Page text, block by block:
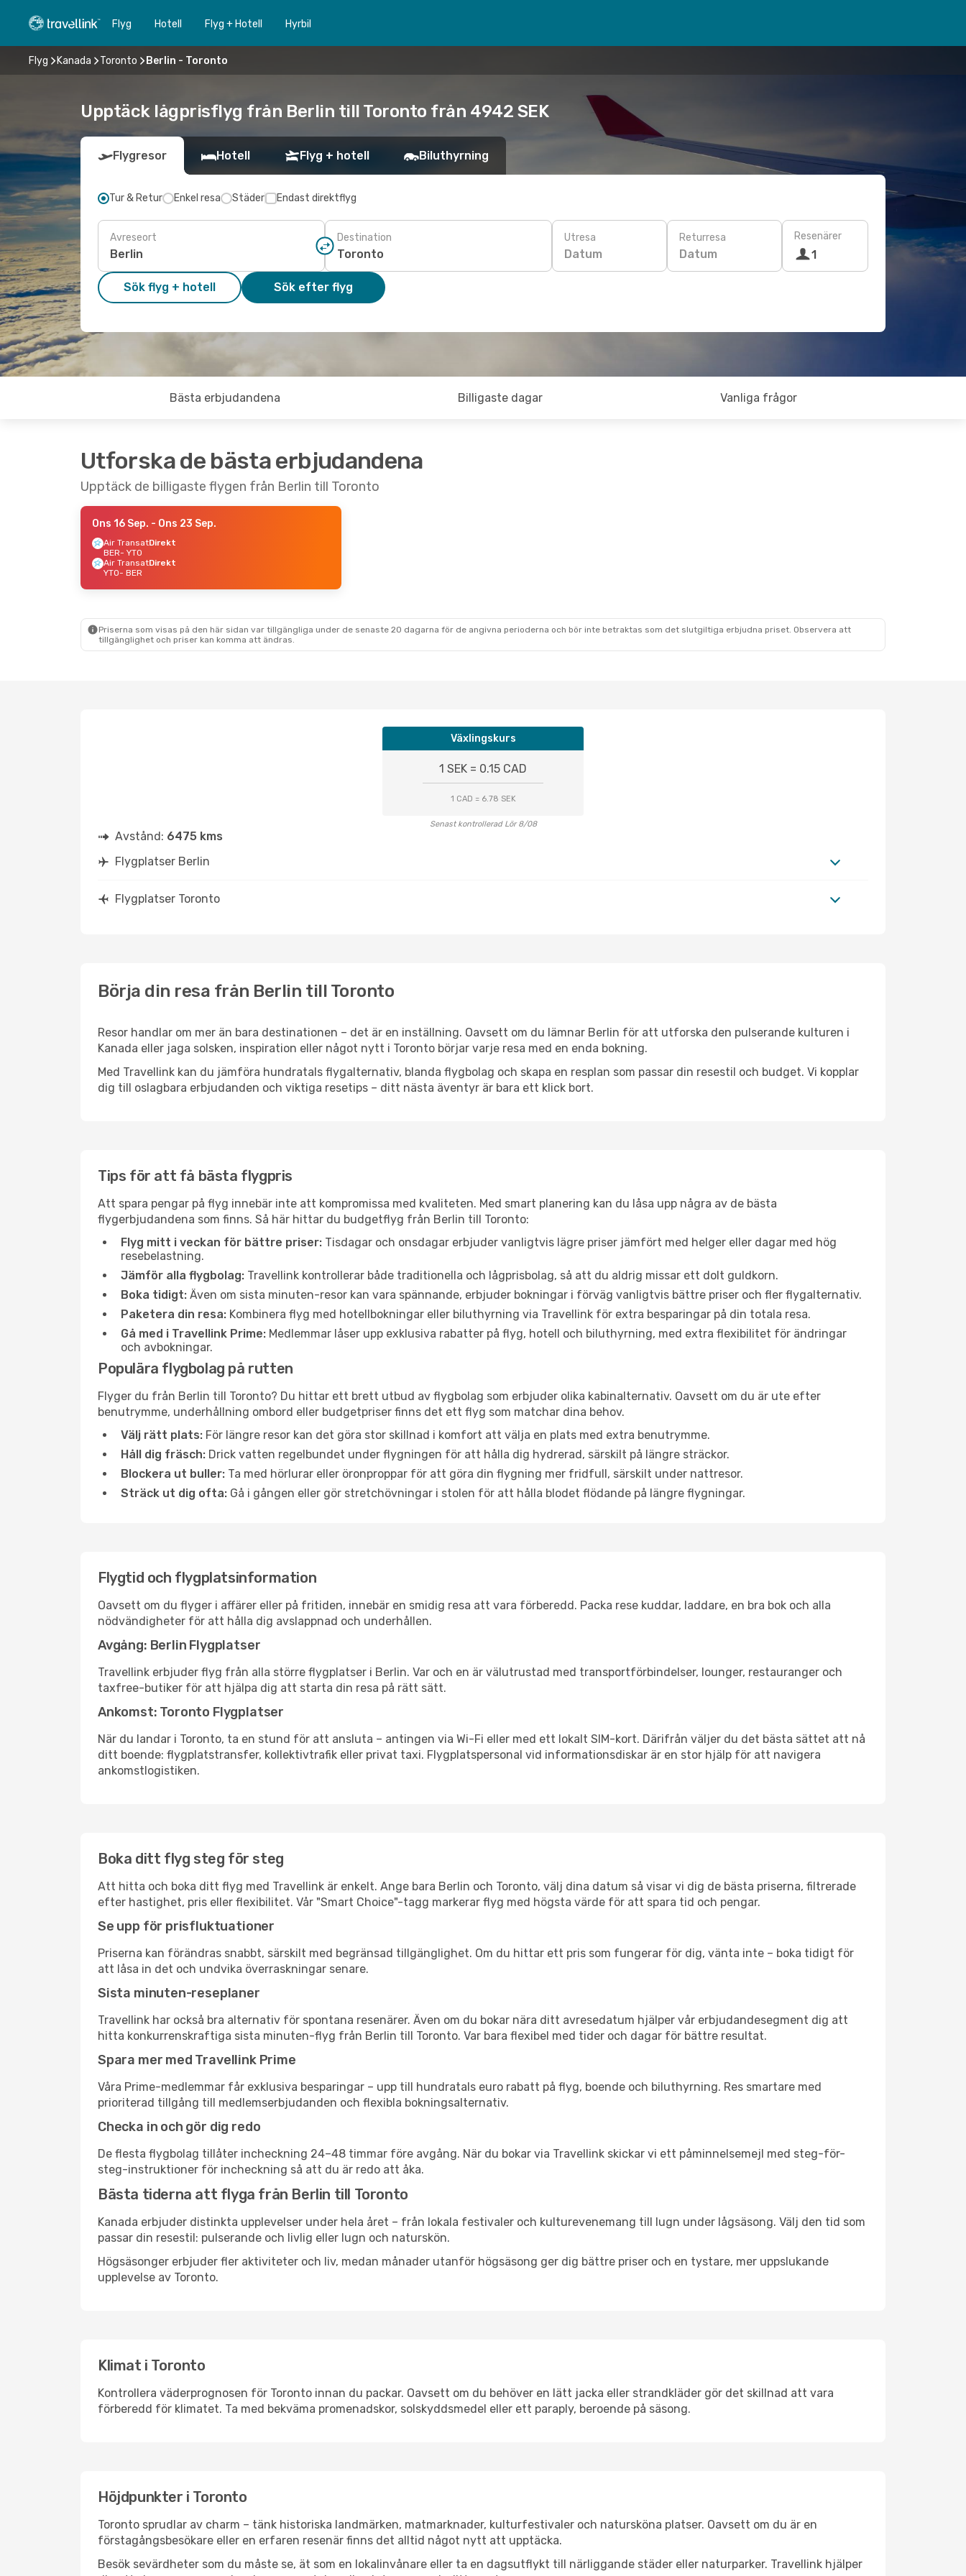
Flyg Hotell Flyg + Hotell Hyrbil
Flyg Kanada Toronto Berlin - Toronto
Upptäck lågprisflyg från Berlin till Toronto från 4942 SEK
Flygresor Hotell Flyg + hotell Biluthyrning
Tur & Retur Enkel resa Städer Endast direktflyg
Avreseort Destination Utresa
Datum
Returresa
Datum
Resenärer
1
Sök flyg + hotell Sök efter flyg
Bästa erbjudandena Billigaste dagar Vanliga frågor
Utforska de bästa erbjudandena
Upptäck de billigaste flygen från Berlin till Toronto
Ons 16 Sep. - Ons 23 Sep.
Air TransatDirekt
BER- YTO
Air TransatDirekt
YTO- BER
Priserna som visas på den här sidan var tillgängliga under de senaste 20 dagarna för de angivna perioderna och bör inte betraktas som det slutgiltiga erbjudna priset. Observera att
tillgänglighet och priser kan komma att ändras.
Växlingskurs
1 SEK = 0.15 CAD
1 CAD = 6.78 SEK
Senast kontrollerad Lör 8/08
Avstånd: 6475 kms
Flygplatser Berlin
Flygplatser Toronto
Börja din resa från Berlin till Toronto
Resor handlar om mer än bara destinationen – det är en inställning. Oavsett om du lämnar Berlin för att utforska den pulserande kulturen i
Kanada eller jaga solsken, inspiration eller något nytt i Toronto börjar varje resa med en enda bokning.
Med Travellink kan du jämföra hundratals flygalternativ, blanda flygbolag och skapa en resplan som passar din resestil och budget. Vi kopplar
dig till oslagbara erbjudanden och viktiga resetips – ditt nästa äventyr är bara ett klick bort.
Tips för att få bästa flygpris
Att spara pengar på flyg innebär inte att kompromissa med kvaliteten. Med smart planering kan du låsa upp några av de bästa
flygerbjudandena som finns. Så här hittar du budgetflyg från Berlin till Toronto:
Flyg mitt i veckan för bättre priser: Tisdagar och onsdagar erbjuder vanligtvis lägre priser jämfört med helger eller dagar med hög
resebelastning.
Jämför alla flygbolag: Travellink kontrollerar både traditionella och lågprisbolag, så att du aldrig missar ett dolt guldkorn.
Boka tidigt: Även om sista minuten-resor kan vara spännande, erbjuder bokningar i förväg vanligtvis bättre priser och fler flygalternativ.
Paketera din resa: Kombinera flyg med hotellbokningar eller biluthyrning via Travellink för extra besparingar på din totala resa.
Gå med i Travellink Prime: Medlemmar låser upp exklusiva rabatter på flyg, hotell och biluthyrning, med extra flexibilitet för ändringar
och avbokningar.
Populära flygbolag på rutten
Flyger du från Berlin till Toronto? Du hittar ett brett utbud av flygbolag som erbjuder olika kabinalternativ. Oavsett om du är ute efter
benutrymme, underhållning ombord eller budgetpriser finns det ett flyg som matchar dina behov.
Välj rätt plats: För längre resor kan det göra stor skillnad i komfort att välja en plats med extra benutrymme.
Håll dig fräsch: Drick vatten regelbundet under flygningen för att hålla dig hydrerad, särskilt på längre sträckor.
Blockera ut buller: Ta med hörlurar eller öronproppar för att göra din flygning mer fridfull, särskilt under nattresor.
Sträck ut dig ofta: Gå i gången eller gör stretchövningar i stolen för att hålla blodet flödande på längre flygningar.
Flygtid och flygplatsinformation
Oavsett om du flyger i affärer eller på fritiden, innebär en smidig resa att vara förberedd. Packa rese kuddar, laddare, en bra bok och alla
nödvändigheter för att hålla dig avslappnad och underhållen.
Avgång: Berlin Flygplatser
Travellink erbjuder flyg från alla större flygplatser i Berlin. Var och en är välutrustad med transportförbindelser, lounger, restauranger och
taxfree-butiker för att hjälpa dig att starta din resa på rätt sätt.
Ankomst: Toronto Flygplatser
När du landar i Toronto, ta en stund för att ansluta – antingen via Wi-Fi eller med ett lokalt SIM-kort. Därifrån väljer du det bästa sättet att nå
ditt boende: flygplatstransfer, kollektivtrafik eller privat taxi. Flygplatspersonal vid informationsdiskar är en stor hjälp för att navigera
ankomstlogistiken.
Boka ditt flyg steg för steg
Att hitta och boka ditt flyg med Travellink är enkelt. Ange bara Berlin och Toronto, välj dina datum så visar vi dig de bästa priserna, filtrerade
efter hastighet, pris eller flexibilitet. Vår "Smart Choice"-tagg markerar flyg med högsta värde för att spara tid och pengar.
Se upp för prisfluktuationer
Priserna kan förändras snabbt, särskilt med begränsad tillgänglighet. Om du hittar ett pris som fungerar för dig, vänta inte – boka tidigt för
att låsa in det och undvika överraskningar senare.
Sista minuten-reseplaner
Travellink har också bra alternativ för spontana resenärer. Även om du bokar nära ditt avresedatum hjälper vår erbjudandesegment dig att
hitta konkurrenskraftiga sista minuten-flyg från Berlin till Toronto. Var bara flexibel med tider och dagar för bättre resultat.
Spara mer med Travellink Prime
Våra Prime-medlemmar får exklusiva besparingar – upp till hundratals euro rabatt på flyg, boende och biluthyrning. Res smartare med
prioriterad tillgång till medlemserbjudanden och flexibla bokningsalternativ.
Checka in och gör dig redo
De flesta flygbolag tillåter incheckning 24–48 timmar före avgång. När du bokar via Travellink skickar vi ett påminnelsemejl med steg-för-
steg-instruktioner för incheckning så att du är redo att åka.
Bästa tiderna att flyga från Berlin till Toronto
Kanada erbjuder distinkta upplevelser under hela året – från lokala festivaler och kulturevenemang till lugn under lågsäsong. Välj den tid som
passar din resestil: pulserande och livlig eller lugn och naturskön.
Högsäsonger erbjuder fler aktiviteter och liv, medan månader utanför högsäsong ger dig bättre priser och en tystare, mer uppslukande
upplevelse av Toronto.
Klimat i Toronto
Kontrollera väderprognosen för Toronto innan du packar. Oavsett om du behöver en lätt jacka eller strandkläder gör det skillnad att vara
förberedd för klimatet. Ta med bekväma promenadskor, solskyddsmedel eller ett paraply, beroende på säsong.
Höjdpunkter i Toronto
Toronto sprudlar av charm – tänk historiska landmärken, matmarknader, kulturfestivaler och natursköna platser. Oavsett om du är en
förstagångsbesökare eller en erfaren resenär finns det alltid något nytt att upptäcka.
Besök sevärdheter som du måste se, ät som en lokalinvånare eller ta en dagsutflykt till närliggande städer eller naturparker. Travellink hjälper